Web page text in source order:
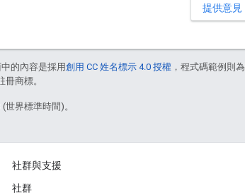
提供意見
的內容是採用創用 CC 姓名標示 4.0 授權 ，程式碼範例則為
商標。
世界標準時間)。
社群與支援
社群